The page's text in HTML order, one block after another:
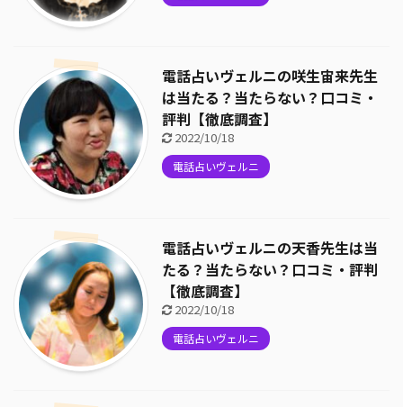
電話占いヴェルニの咲生宙来先生
は当たる？当たらない？口コミ・
評判【徹底調査】
2022/10/18
電話占いヴェルニ
電話占いヴェルニの天香先生は当
たる？当たらない？口コミ・評判
【徹底調査】
2022/10/18
電話占いヴェルニ